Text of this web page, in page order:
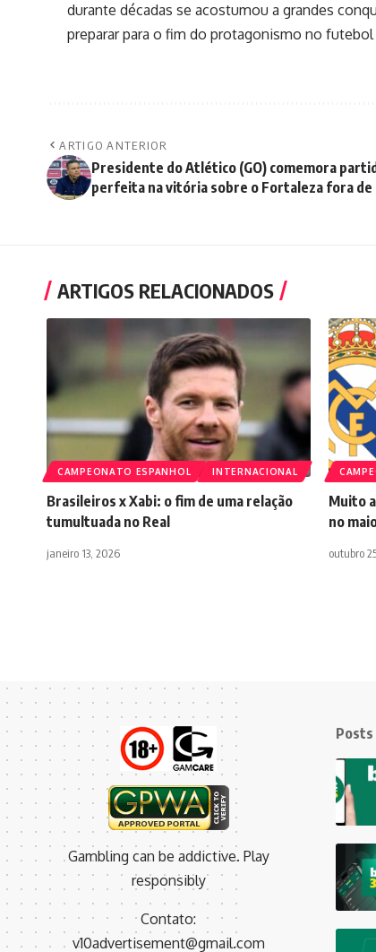
durante décadas se acostumou a grandes
preparar para o fim do protagonismo no
ARTIGO ANTERIOR
Presidente do Atlético (GO) comemora
perfeita na vitória sobre o Fortaleza fora de
ARTIGOS RELACIONADOS
CAMPEONATO ESPANHOL INTERNACIONAL
Brasileiros x Xabi: o fim de uma relação
tumultuada no Real
janeiro 13, 2026
Muito
no
outubro
Gambling can be addictive. Play
responsibly
Contato:
v10advertisement@gmail.com